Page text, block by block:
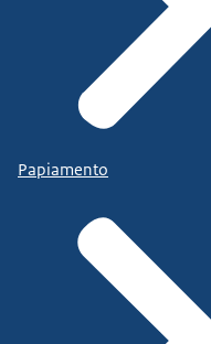
Papiamento